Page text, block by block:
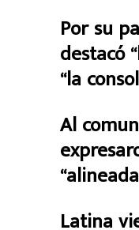
Por su
destacó
“la
Al
Latina